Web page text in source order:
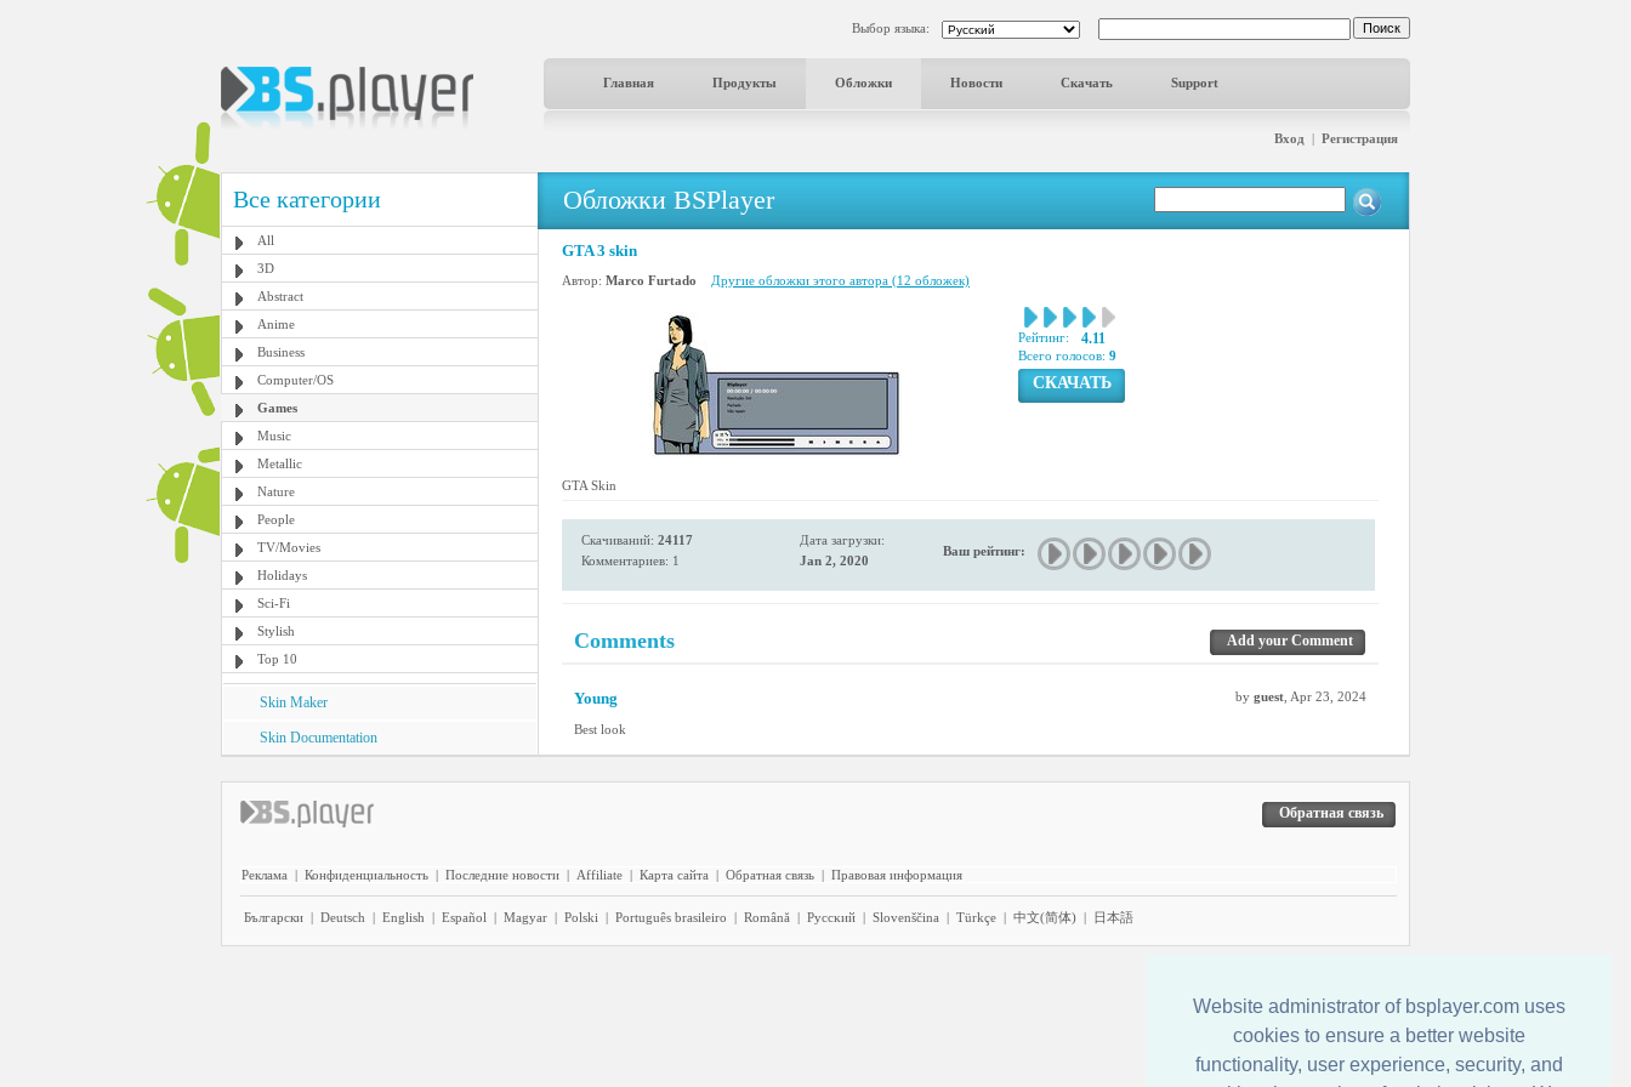
Website administrator of bsplayer.com uses
cookies to ensure a better website
functionality, user experience, security, and
Выбор языка:
Главная Продукты Обложки Новости Скачать Support
Вход | Регистрация
Все категории
All
3D
Abstract
Anime
Business
Computer/OS
Games
Music
Metallic
Nature
People
TV/Movies
Holidays
Sci-Fi
Stylish
Top 10
Skin Maker
Skin Documentation
Обложки BSPlayer
GTA 3 skin
Автор: Marco Furtado Другие обложки этого автора (12 обложек)
Рейтинг: 4.11
Всего голосов: 9
СКАЧАТЬ
GTA Skin
Скачиваний: 24117
Комментариев: 1
Дата загрузки:
Jan 2, 2020
Ваш рейтинг:
Comments Add your Comment
Young by guest , Apr 23, 2024
Best look
Обратная связь
Реклама | Конфиденциальность | Последние новости | Affiliate | Карта сайта | Обратная связь | Правовая информация
Български | Deutsch | English | Español | Magyar | Polski | Português brasileiro | Română | Pyccĸий | Slovenščina | Türkçe | 中文(简体) | 日本語